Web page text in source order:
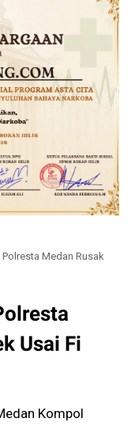
Medan Rusak
Usai Fi
Kompol